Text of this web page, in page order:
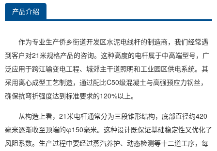
产品介绍
作为专业生产侨乡街道开发区水泥电线杆的制造商，我们经常遇
到客户对21米规格产品的咨询。这种高度的电杆属于中高端型号，广
泛应用于跨江输变电工程、城郊主干道照明和工业园区供电系统。其
采用离心成型工艺制造，通过配比C50级混凝土与高强预应力钢丝，
确保抗弯折强度达到标准要求的120%以上。
从构造上看，21米电杆通常分为三段锥形结构，底部直径约420
毫米逐渐收至顶端的φ150毫米。这种设计既保证基础稳定性又优化了
风阻系数。生产过程中要经过蒸汽养护、动态检测等十二道工序，每